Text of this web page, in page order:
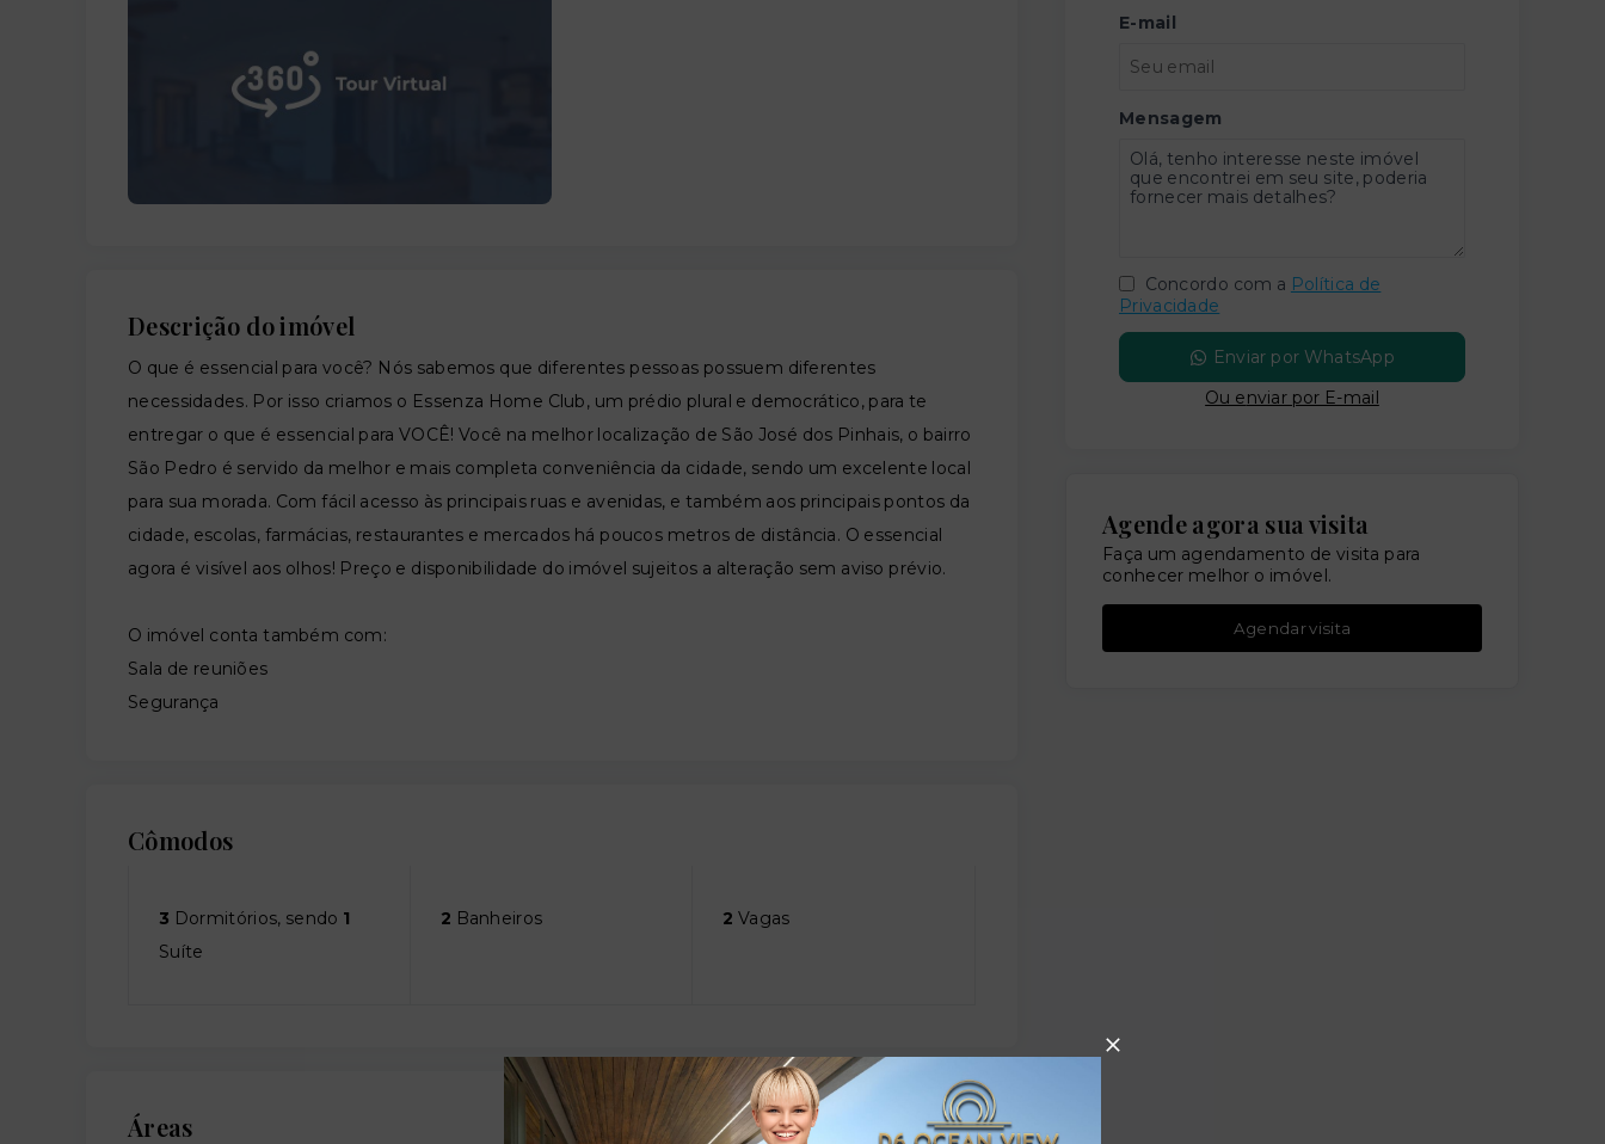
Descrição do imóvel
O que é essencial para você? Nós sabemos que diferentes pessoas possuem diferentes
necessidades. Por isso criamos o Essenza Home Club, um prédio plural e democrático, para te
entregar o que é essencial para VOCÊ! Você na melhor localização de São José dos Pinhais, o bairro
São Pedro é servido da melhor e mais completa conveniência da cidade, sendo um excelente local
para sua morada. Com fácil acesso às principais ruas e avenidas, e também aos principais pontos da
cidade, escolas, farmácias, restaurantes e mercados há poucos metros de distância. O essencial
agora é visível aos olhos! Preço e disponibilidade do imóvel sujeitos a alteração sem aviso prévio.
O imóvel conta também com:
Sala de reuniões
Segurança
Cômodos
3 Dormitórios, sendo 1
Suíte
2 Banheiros 2 Vagas
Áreas
E-mail
Mensagem
Concordo com a Política de
Privacidade
Enviar por WhatsApp
Ou enviar por E-mail
Agende agora sua visita
Faça um agendamento de visita para
conhecer melhor o imóvel.
Agendar visita